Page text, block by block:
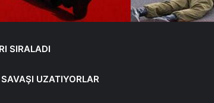
SIRALADI
UZATIYORLAR